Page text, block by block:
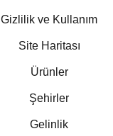
Gizlilik ve Kullanım
Site Haritası
Ürünler
Şehirler
Gelinlik